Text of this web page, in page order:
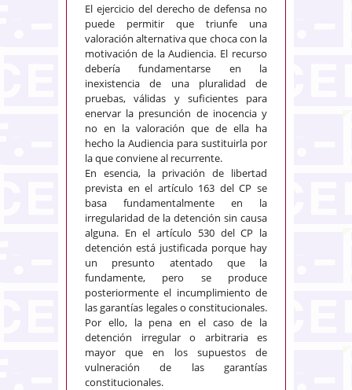
El ejercicio del derecho de defensa no
puede permitir que triunfe una
valoración alternativa que choca con la
motivación de la Audiencia. El recurso
debería fundamentarse en la
inexistencia de una pluralidad de
pruebas, válidas y suficientes para
enervar la presunción de inocencia y
no en la valoración que de ella ha
hecho la Audiencia para sustituirla por
la que conviene al recurrente.
En esencia, la privación de libertad
prevista en el artículo 163 del CP se
basa fundamentalmente en la
irregularidad de la detención sin causa
alguna. En el artículo 530 del CP la
detención está justificada porque hay
un presunto atentado que la
fundamente, pero se produce
posteriormente el incumplimiento de
las garantías legales o constitucionales.
Por ello, la pena en el caso de la
detención irregular o arbitraria es
mayor que en los supuestos de
vulneración de las garantías
constitucionales.